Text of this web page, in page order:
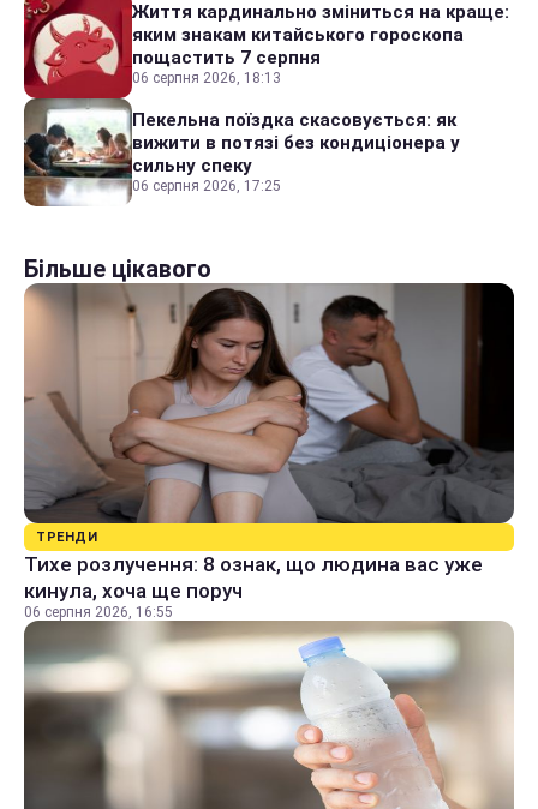
Життя кардинально зміниться на краще:
яким знакам китайського гороскопа
пощастить 7 серпня
06 серпня 2026, 18:13
Пекельна поїздка скасовується: як
вижити в потязі без кондиціонера у
сильну спеку
06 серпня 2026, 17:25
Більше цікавого
ТРЕНДИ
Тихе розлучення: 8 ознак, що людина вас уже
кинула, хоча ще поруч
06 серпня 2026, 16:55